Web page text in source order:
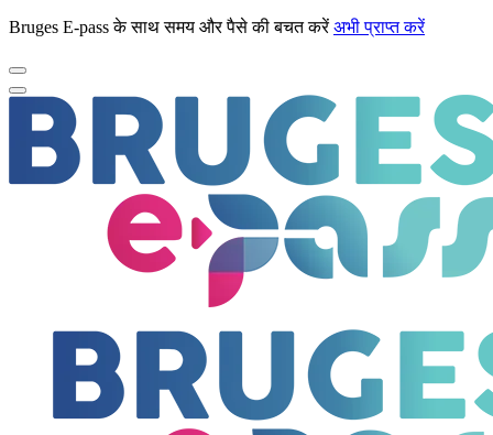
Bruges E-pass के साथ समय और पैसे की बचत करेंअभी प्राप्त करें